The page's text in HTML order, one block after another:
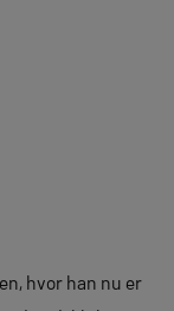
hvor han nu er